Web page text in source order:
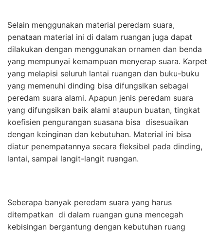
Selain menggunakan material peredam suara,
penataan material ini di dalam ruangan juga dapat
dilakukan dengan menggunakan ornamen dan benda
yang mempunyai kemampuan menyerap suara. Karpet
yang melapisi seluruh lantai ruangan dan buku-buku
yang memenuhi dinding bisa difungsikan sebagai
peredam suara alami. Apapun jenis peredam suara
yang difungsikan baik alami ataupun buatan, tingkat
koefisien pengurangan suasana bisa disesuaikan
dengan keinginan dan kebutuhan. Material ini bisa
diatur penempatannya secara fleksibel pada dinding,
lantai, sampai langit-langit ruangan.
Seberapa banyak peredam suara yang harus
ditempatkan di dalam ruangan guna mencegah
kebisingan bergantung dengan kebutuhan ruang